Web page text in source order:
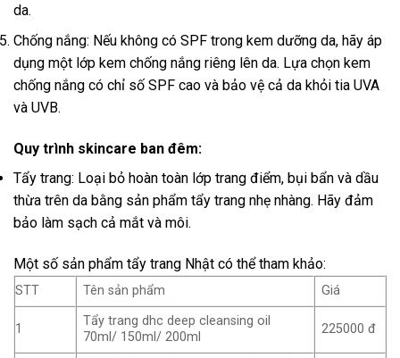
da.
Chống nắng: Nếu không có SPF trong kem dưỡng da, hãy áp
dụng một lớp kem chống nắng riêng lên da. Lựa chọn kem
chống nắng có chỉ số SPF cao và bảo vệ cả da khỏi tia UVA
và UVB.
Quy trình skincare ban đêm:
Tẩy trang: Loại bỏ hoàn toàn lớp trang điểm, bụi bẩn và dầu
thừa trên da bằng sản phẩm tẩy trang nhẹ nhàng. Hãy đảm
bảo làm sạch cả mắt và môi.
Một số sản phẩm tẩy trang Nhật có thể tham khảo:
STT Tên sản phẩm Giá
1
Tẩy trang dhc deep cleansing oil
70ml/ 150ml/ 200ml
225000 đ